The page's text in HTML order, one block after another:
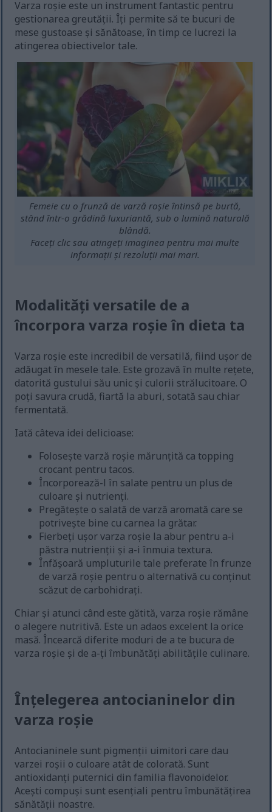
Varza roșie este un instrument fantastic pentru
gestionarea greutății. Îți permite să te bucuri de
mese gustoase și sănătoase, în timp ce lucrezi la
atingerea obiectivelor tale.
Femeie cu o frunză de varză roșie întinsă pe burtă,
stând într-o grădină luxuriantă, sub o lumină naturală
blândă.
Faceți clic sau atingeți imaginea pentru mai multe
informații și rezoluții mai mari.
Modalități versatile de a
încorpora varza roșie în dieta ta
Varza roșie este incredibil de versatilă, fiind ușor de
adăugat în mesele tale. Este grozavă în multe rețete,
datorită gustului său unic și culorii strălucitoare. O
poți savura crudă, fiartă la aburi, sotată sau chiar
fermentată.
Iată câteva idei delicioase:
Folosește varză roșie mărunțită ca topping
crocant pentru tacos.
Încorporează-l în salate pentru un plus de
culoare și nutrienți.
Pregătește o salată de varză aromată care se
potrivește bine cu carnea la grătar.
Fierbeți ușor varza roșie la abur pentru a-i
păstra nutrienții și a-i înmuia textura.
Înfășoară umpluturile tale preferate în frunze
de varză roșie pentru o alternativă cu conținut
scăzut de carbohidrați.
Chiar și atunci când este gătită, varza roșie rămâne
o alegere nutritivă. Este un adaos excelent la orice
masă. Încearcă diferite moduri de a te bucura de
varza roșie și de a-ți îmbunătăți abilitățile culinare.
Înțelegerea antocianinelor din
varza roșie
Antocianinele sunt pigmenții uimitori care dau
varzei roșii o culoare atât de colorată. Sunt
antioxidanți puternici din familia flavonoidelor.
Acești compuși sunt esențiali pentru îmbunătățirea
sănătății noastre.